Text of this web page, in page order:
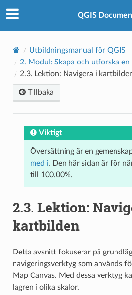
QGIS
Utbildningsmanual för QGIS
2. Modul: Skapa och utforska en
2.3. Lektion: Navigera i
Tillbaka
Viktigt
Översättning är en
med i. Den här sidan är för
till 100.00%.
2.3. Lektion:
kartbilden
Detta avsnitt fokuserar på
navigeringsverktyg som används
Map Canvas. Med dessa verktyg
lagren i olika skalor.